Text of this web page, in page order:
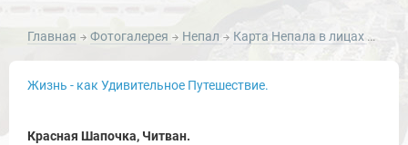
Главная Фотогалерея Непал Карта Непала в лицах
Жизнь - как Удивительное Путешествие.
Красная Шапочка, Читван.